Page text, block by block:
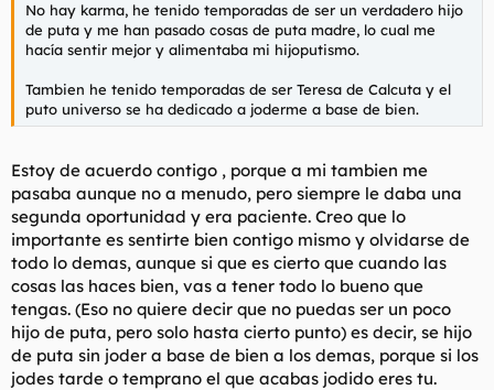
No hay karma, he tenido temporadas de ser un verdadero hijo
de puta y me han pasado cosas de puta madre, lo cual me
hacía sentir mejor y alimentaba mi hijoputismo.
Tambien he tenido temporadas de ser Teresa de Calcuta y el
puto universo se ha dedicado a joderme a base de bien.
Estoy de acuerdo contigo , porque a mi tambien me
pasaba aunque no a menudo, pero siempre le daba una
segunda oportunidad y era paciente. Creo que lo
importante es sentirte bien contigo mismo y olvidarse de
todo lo demas, aunque si que es cierto que cuando las
cosas las haces bien, vas a tener todo lo bueno que
tengas. (Eso no quiere decir que no puedas ser un poco
hijo de puta, pero solo hasta cierto punto) es decir, se hijo
de puta sin joder a base de bien a los demas, porque si los
jodes tarde o temprano el que acabas jodido eres tu.